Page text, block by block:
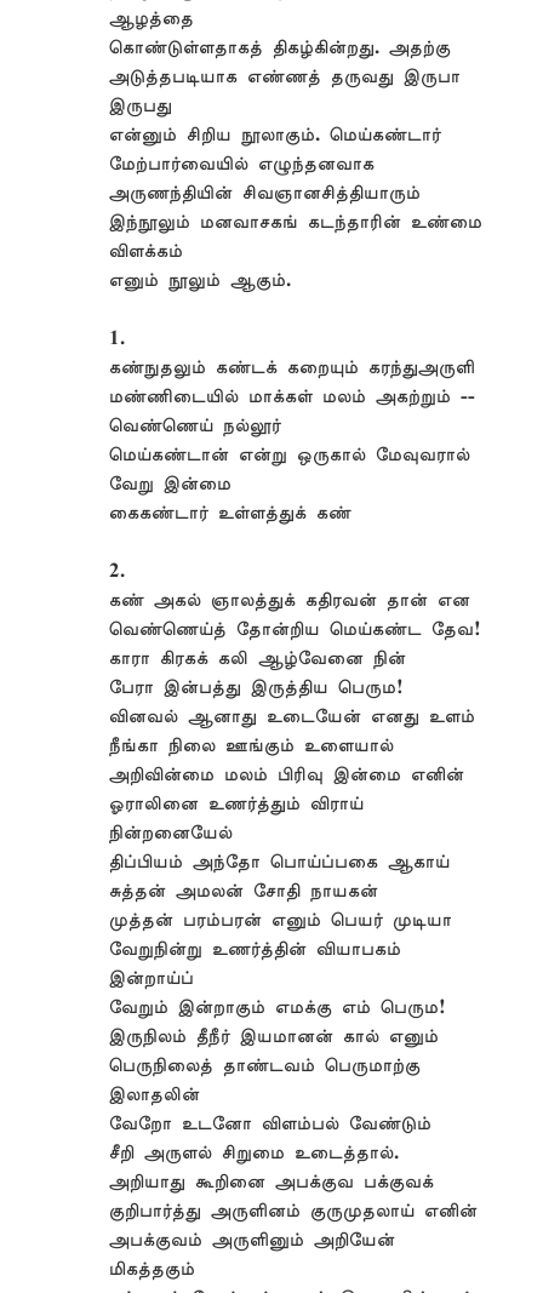
ஆழத்தை
கொண்டுள்ளதாகத் திகழ்கின்றது. அதற்கு
அடுத்தபடியாக எண்ணத் தருவது இருபா
இருபது
என்னும் சிறிய நூலாகும். மெய்கண்டார்
மேற்பார்வையில் எழுந்தனவாக
அருணந்தியின் சிவஞானசித்தியாரும்
இந்நூலும் மனவாசகங் கடந்தாரின் உண்மை
விளக்கம்
எனும் நூலும் ஆகும்.
1.
கண்நுதலும் கண்டக் கறையும் கரந்துஅருளி
மண்ணிடையில் மாக்கள் மலம் அகற்றும் --
வெண்ணெய் நல்லூர்
மெய்கண்டான் என்று ஒருகால் மேவுவரால்
வேறு இன்மை
கைகண்டார் உள்ளத்துக் கண்
2.
கண் அகல் ஞாலத்துக் கதிரவன் தான் என
வெண்ணெய்த் தோன்றிய மெய்கண்ட தேவ!
காரா கிரகக் கலி ஆழ்வேனை நின்
பேரா இன்பத்து இருத்திய பெரும!
வினவல் ஆனாது உடையேன் எனது உளம்
நீங்கா நிலை ஊங்கும் உளையால்
அறிவின்மை மலம் பிரிவு இன்மை எனின்
ஓராலினை உணர்த்தும் விராய்
நின்றனையேல்
திப்பியம் அந்தோ பொய்ப்பகை ஆகாய்
சுத்தன் அமலன் சோதி நாயகன்
முத்தன் பரம்பரன் எனும் பெயர் முடியா
வேறுநின்று உணர்த்தின் வியாபகம்
இன்றாய்ப்
வேறும் இன்றாகும் எமக்கு எம் பெரும!
இருநிலம் தீநீர் இயமானன் கால் எனும்
பெருநிலைத் தாண்டவம் பெருமாற்கு
இலாதலின்
வேறோ உடனோ விளம்பல் வேண்டும்
சீறி அருளல் சிறுமை உடைத்தால்.
அறியாது கூறினை அபக்குவ பக்குவக்
குறிபார்த்து அருளினம் குருமுதலாய் எனின்
அபக்குவம் அருளினும் அறியேன்
மிகத்தகும்